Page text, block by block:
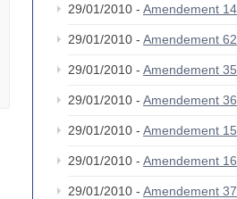
29/01/2010 - Amendement 14
29/01/2010 - Amendement 62
29/01/2010 - Amendement 35
29/01/2010 - Amendement 36
29/01/2010 - Amendement 15
29/01/2010 - Amendement 16
29/01/2010 - Amendement 37